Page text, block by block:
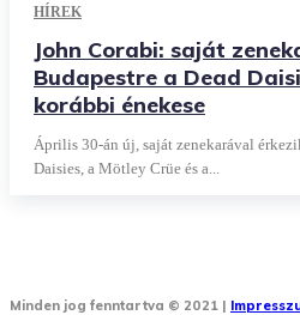
HÍREK
John Corabi: saját
Budapestre a Dead
korábbi énekese
Április 30-án új, saját zenekarával
Daisies, a Mötley Crüe és a...
Minden jog fenntartva © 2021 |